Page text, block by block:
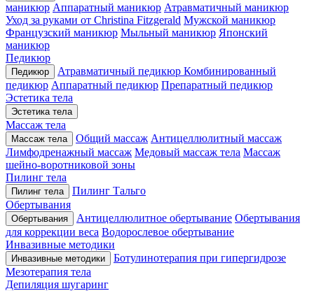
маникюр Аппаратный маникюр Атравматичный маникюр
Уход за руками от Christina Fitzgerald Мужской маникюр
Французский маникюр Мыльный маникюр Японский
маникюр
Педикюр
Педикюр Атравматичный педикюр Комбинированный
педикюр Аппаратный педикюр Препаратный педикюр
Эстетика тела
Эстетика тела
Массаж тела
Массаж тела Общий массаж Антицеллюлитный массаж
Лимфодренажный массаж Медовый массаж тела Массаж
шейно-воротниковой зоны
Пилинг тела
Пилинг тела
Пилинг Тальго
Обертывания
Обертывания Антицеллюлитное обертывание Обертывания
для коррекции веса Водорослевое обертывание
Инвазивные методики
Инвазивные методики
Ботулинотерапия при гипергидрозе
Мезотерапия тела
Депиляция шугаринг